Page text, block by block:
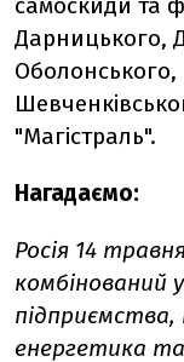
самоскиди та
Дарницького,
Оболонського,
"Магістраль".
Нагадаємо:
Росія 14
комбінований
енергетика